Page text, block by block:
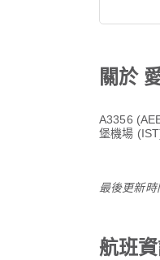
關於
A3356 (
堡機場
最後更新時
航班